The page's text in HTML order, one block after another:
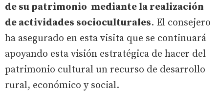
de su patrimonio mediante la realización
de actividades socioculturales. El consejero
ha asegurado en esta visita que se continuará
apoyando esta visión estratégica de hacer del
patrimonio cultural un recurso de desarrollo
rural, económico y social.